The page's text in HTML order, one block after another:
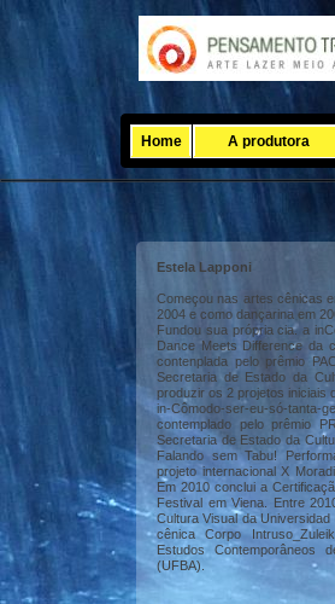
Estela Lapponi
Começou nas artes cênicas
2004 e como dançarina em
Fundou sua própria cia. a
Dance Meets Difference da
contenplada pelo prêmio
Secretaria de Estado da
produzir os 2 projetos iniciais
in-Cômodo-ser-eu-só-
contemplado pelo prêmio
Secretaria de Estado da
Falando sem Tabu!
projeto internacional X
Em 2010 conclui a
Festival em Viena. Entre
Cultura Visual da
cênica Corpo
Estudos Contemporâneos
(UFBA).
Home A produtora